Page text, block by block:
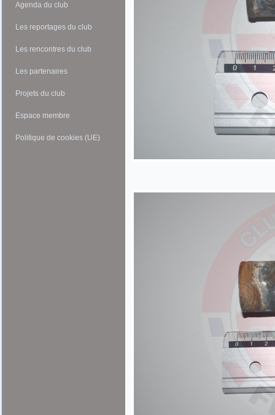
Agenda du club
Les reportages du club
Les rencontres du club
Les partenaires
Projets du club
Espace membre
Politique de cookies (UE)